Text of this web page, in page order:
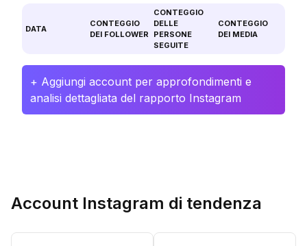
DATA
CONTEGGIO
DEI FOLLOWER
CONTEGGIO
DELLE
PERSONE
SEGUITE
CONTEGGIO
DEI MEDIA
+ Aggiungi account per approfondimenti e
analisi dettagliata del rapporto Instagram
Account Instagram di tendenza